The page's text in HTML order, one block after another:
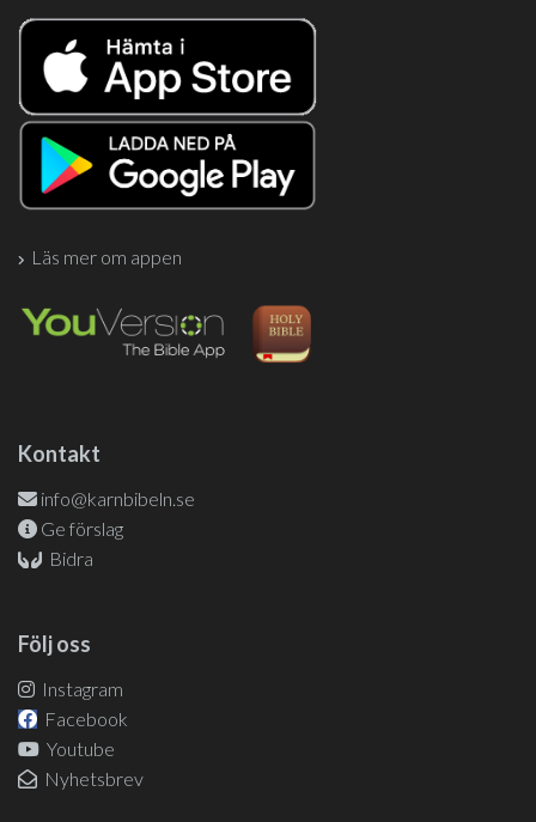
Läs mer om appen
Kontakt
info@karnbibeln.se
Ge förslag
Bidra
Följ oss
Instagram
Facebook
Youtube
Nyhetsbrev